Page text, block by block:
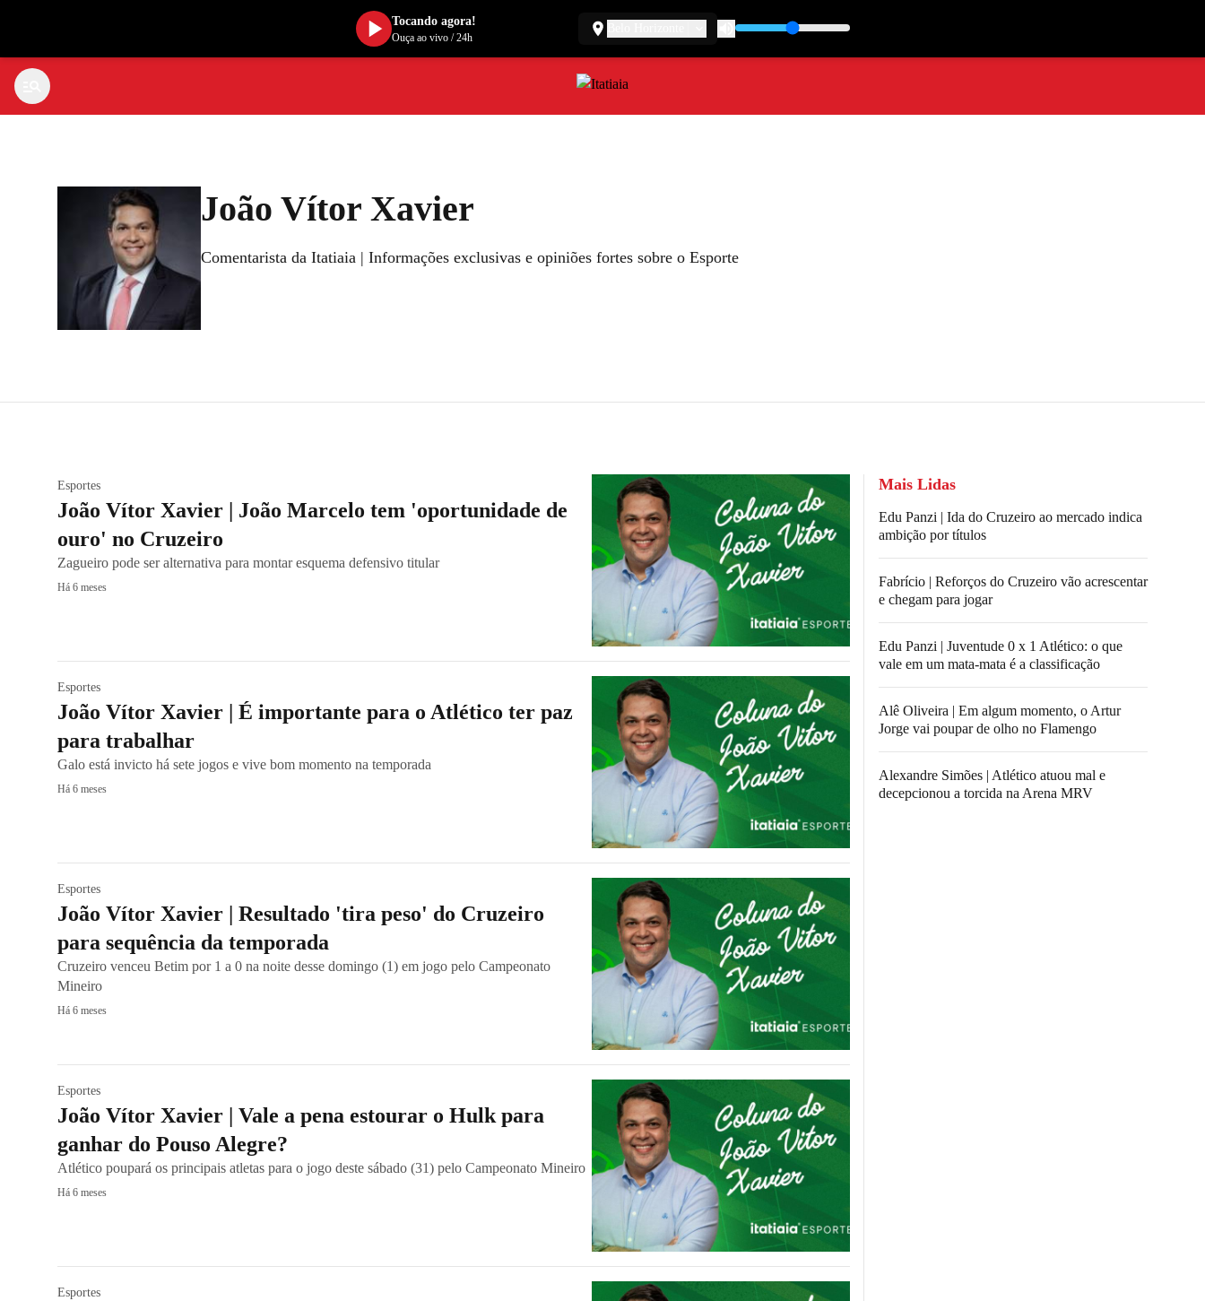
João Vítor Xavier
Comentarista da Itatiaia | Informações exclusivas e opiniões fortes sobre o Esporte
Esportes
João Vítor Xavier | João Marcelo tem 'oportunidade de
ouro' no Cruzeiro
Zagueiro pode ser alternativa para montar esquema defensivo titular
Há 6 meses
Esportes
João Vítor Xavier | É importante para o Atlético ter paz
para trabalhar
Galo está invicto há sete jogos e vive bom momento na temporada
Há 6 meses
Esportes
João Vítor Xavier | Resultado 'tira peso' do Cruzeiro
para sequência da temporada
Cruzeiro venceu Betim por 1 a 0 na noite desse domingo (1) em jogo pelo Campeonato
Mineiro
Há 6 meses
Esportes
João Vítor Xavier | Vale a pena estourar o Hulk para
ganhar do Pouso Alegre?
Atlético poupará os principais atletas para o jogo deste sábado (31) pelo Campeonato Mineiro
Há 6 meses
Esportes
Mais Lidas
Edu Panzi | Ida do Cruzeiro ao mercado indica
ambição por títulos
Fabrício | Reforços do Cruzeiro vão acrescentar
e chegam para jogar
Edu Panzi | Juventude 0 x 1 Atlético: o que
vale em um mata-mata é a classificação
Alê Oliveira | Em algum momento, o Artur
Jorge vai poupar de olho no Flamengo
Alexandre Simões | Atlético atuou mal e
decepcionou a torcida na Arena MRV
Tocando agora!
Ouça ao vivo/24h